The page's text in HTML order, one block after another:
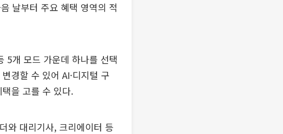
날부터 주요 혜택 영역의 적
개 모드 가운데 하나를 선택
경할 수 있어 AI·디지털 구
을 고를 수 있다.
와 대리기사, 크리에이터 등